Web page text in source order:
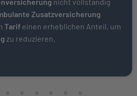
Zusatzversicherung
Tarif einen erheblichen Anteil, um
zu reduzieren.